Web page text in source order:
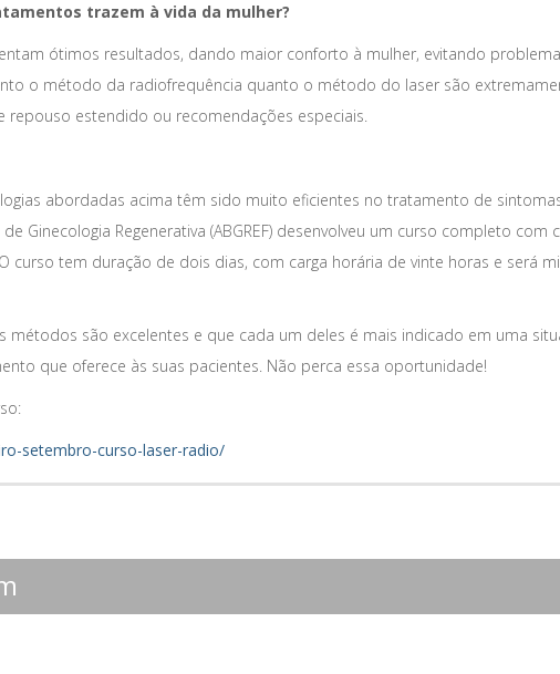
trazem à vida da mulher?
ótimos resultados, dando maior conforto à mulher, evitando
o método da radiofrequência quanto o método do laser são
repouso estendido ou recomendações especiais.
abordadas acima têm sido muito eficientes no tratamento de
Ginecologia Regenerativa (ABGREF) desenvolveu um curso completo
curso tem duração de dois dias, com carga horária de vinte horas e será
métodos são excelentes e que cada um deles é mais indicado em uma
que oferece às suas pacientes. Não perca essa oportunidade!
setembro-curso-laser-radio/